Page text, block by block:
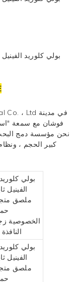
فوشان مع سمعة "اسم
نحن مؤسسة دمج البحث